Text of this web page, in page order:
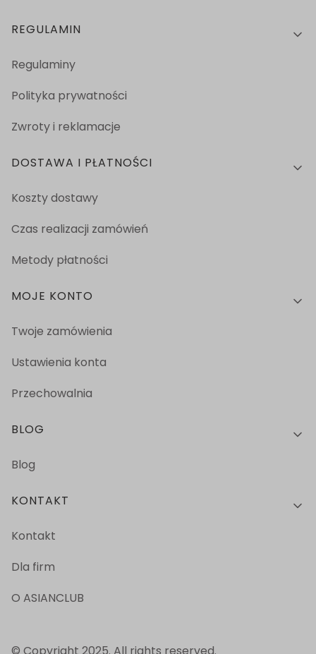
Linki w stopce
REGULAMIN
Regulaminy
Polityka prywatności
Zwroty i reklamacje
DOSTAWA I PŁATNOŚCI
Koszty dostawy
Czas realizacji zamówień
Metody płatności
MOJE KONTO
Twoje zamówienia
Ustawienia konta
Przechowalnia
BLOG
Blog
KONTAKT
Kontakt
Dla firm
O ASIANCLUB
© Copyright 2025. All rights reserved.